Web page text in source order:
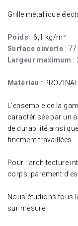
Grille métallique
Poids : 6,1 kg/m²
Surface ouverte : 77
Largeur maximum :
Matériau :
L’ensemble de la
caractérisée par un
de durabilité ainsi
finement travaillées.
Pour l’architecture
corps, parement
Nous étudions tous
sur mesure.